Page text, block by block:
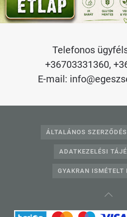
Telefonos
+36703331360,
E-mail:
ÁLTALÁNOS
ADATKEZELÉSI
GYAKRAN ISMÉTELT